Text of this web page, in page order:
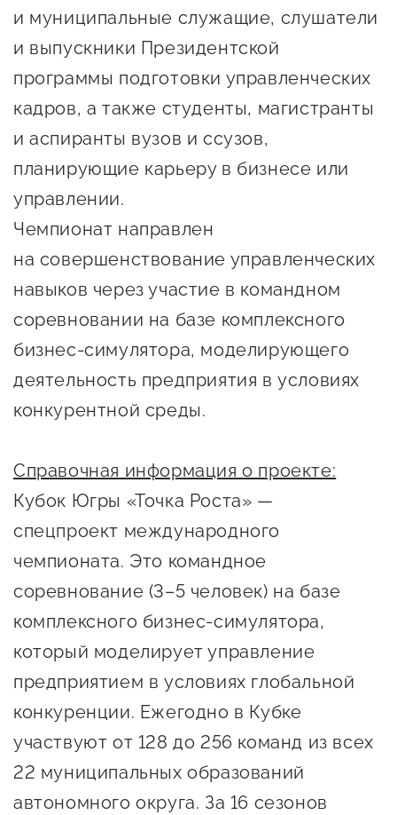
и муниципальные служащие, слушатели
и выпускники Президентской
программы подготовки управленческих
кадров, а также студенты, магистранты
и аспиранты вузов и ссузов,
планирующие карьеру в бизнесе или
управлении.
Чемпионат направлен
на совершенствование управленческих
навыков через участие в командном
соревновании на базе комплексного
бизнес-симулятора, моделирующего
деятельность предприятия в условиях
конкурентной среды.
Справочная информация о проекте:
Кубок Югры «Точка Роста» —
спецпроект международного
чемпионата. Это командное
соревнование (3–5 человек) на базе
комплексного бизнес-симулятора,
который моделирует управление
предприятием в условиях глобальной
конкуренции. Ежегодно в Кубке
участвуют от 128 до 256 команд из всех
22 муниципальных образований
автономного округа. За 16 сезонов